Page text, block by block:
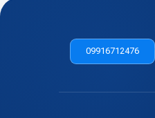
09916712476